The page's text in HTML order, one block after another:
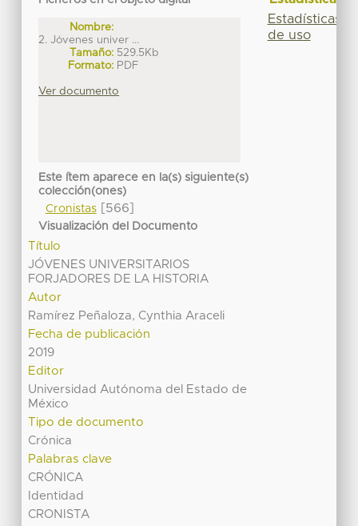
Nombre:
2. Jóvenes univer ...
Tamaño: 529.5Kb
Formato: PDF
Ver documento
Este ítem aparece en la(s) siguiente(s)
colección(ones)
Cronistas[566]
Visualización del Documento
Título
JÓVENES UNIVERSITARIOS
FORJADORES DE LA HISTORIA
Autor
Ramírez Peñaloza, Cynthia Araceli
Fecha de publicación
2019
Editor
Universidad Autónoma del Estado de
México
Tipo de documento
Crónica
Palabras clave
CRÓNICA
Identidad
CRONISTA
Estadísticas
de uso